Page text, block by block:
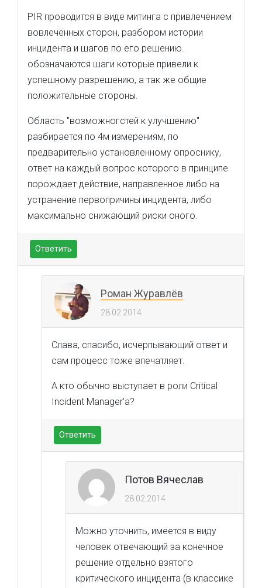
PIR проводится в виде митинга с привлечением
вовлечённых сторон, разбором истории
инцидента и шагов по его решению.
обозначаются шаги которые привели к
успешному разрешению, а так же общие
положительные стороны.
Область "возможногстей к улучшению"
разбирается по 4м измерениям, по
предварительно установленному опроснику,
ответ на каждый вопрос которого в принципе
порождает действие, направленное либо на
устранение первопричины инцидента, либо
максимально снижающий риски оного.
Ответить
Роман Журавлёв
28.02.2014
Слава, спасибо, исчерпывающий ответ и
сам процесс тоже впечатляет.
А кто обычно выступает в роли Critical
Incident Manager'а?
Ответить
Потов Вячеслав
28.02.2014
Можно уточнить, имеется в виду
человек отвечающий за конечное
решение отдельно взятого
критического инцидента (в классике